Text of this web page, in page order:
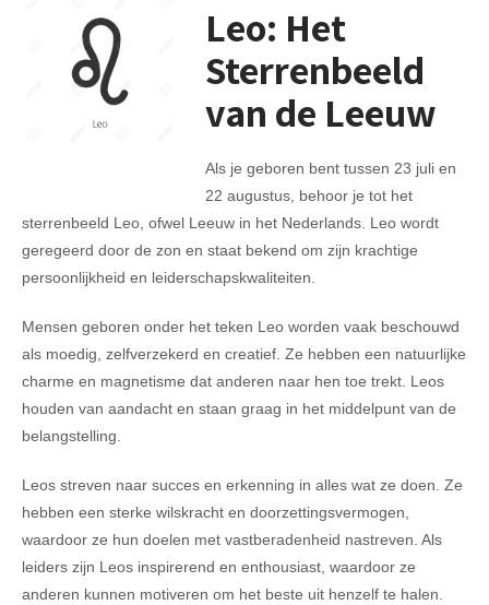
Leo: Het
Sterrenbeeld
van de Leeuw
Als je geboren bent tussen 23 juli en
22 augustus, behoor je tot het
sterrenbeeld Leo, ofwel Leeuw in het Nederlands. Leo wordt
geregeerd door de zon en staat bekend om zijn krachtige
persoonlijkheid en leiderschapskwaliteiten.
Mensen geboren onder het teken Leo worden vaak beschouwd
als moedig, zelfverzekerd en creatief. Ze hebben een natuurlijke
charme en magnetisme dat anderen naar hen toe trekt. Leos
houden van aandacht en staan graag in het middelpunt van de
belangstelling.
Leos streven naar succes en erkenning in alles wat ze doen. Ze
hebben een sterke wilskracht en doorzettingsvermogen,
waardoor ze hun doelen met vastberadenheid nastreven. Als
leiders zijn Leos inspirerend en enthousiast, waardoor ze
anderen kunnen motiveren om het beste uit henzelf te halen.